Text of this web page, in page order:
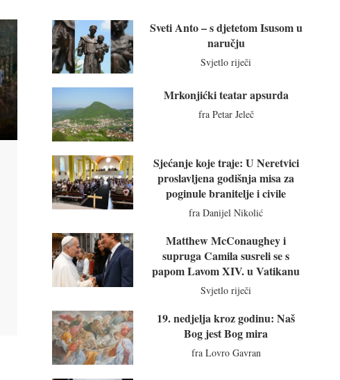
Sveti Anto – s djetetom Isusom u
naručju
Svjetlo riječi
Mrkonjićki teatar apsurda
fra Petar Jeleč
Sjećanje koje traje: U Neretvici
proslavljena godišnja misa za
poginule branitelje i civile
fra Danijel Nikolić
Matthew McConaughey i
supruga Camila susreli se s
papom Lavom XIV. u Vatikanu
Svjetlo riječi
19. nedjelja kroz godinu: Naš
Bog jest Bog mira
fra Lovro Gavran